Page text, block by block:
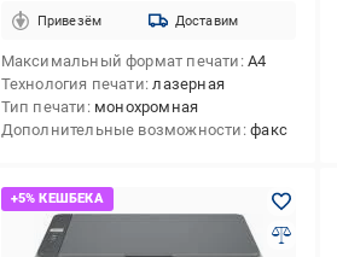
Привезём Доставим
Максимальный формат печати А4
Технология печати лазерная
Тип печати монохромная
Дополнительные возможности факс